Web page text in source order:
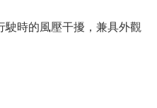
駛時的風壓干擾，兼具外觀